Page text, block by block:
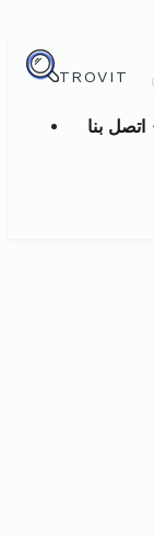
TROVIT